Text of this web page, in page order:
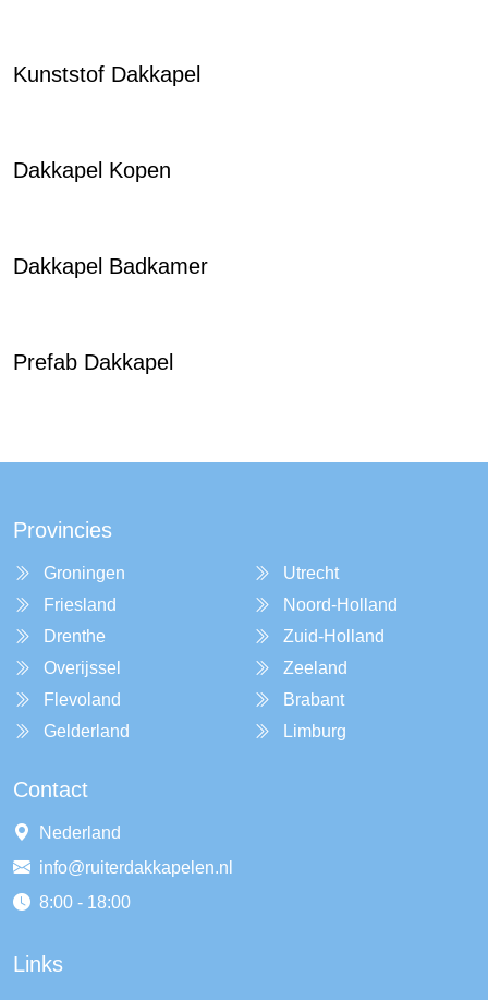
Kunststof Dakkapel
Dakkapel Kopen
Dakkapel Badkamer
Prefab Dakkapel
Provincies
Groningen
Friesland
Drenthe
Overijssel
Flevoland
Gelderland
Utrecht
Noord-Holland
Zuid-Holland
Zeeland
Brabant
Limburg
Contact
Nederland
info@ruiterdakkapelen.nl
8:00 - 18:00
Links